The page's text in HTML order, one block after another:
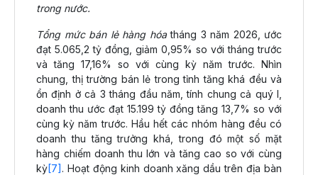
trong nước.
Tổng mức bán lẻ hàng hóatháng 3 năm 2026, ước
đạt 5.065,2 tỷ đồng, giảm 0,95% so với tháng trước
và tăng 17,16% so với cùng kỳ năm trước. Nhìn
chung, thị trường bán lẻ trong tỉnh tăng khá đều và
ổn định ở cả 3 tháng đầu năm, tính chung cả quý I,
doanh thu ước đạt 15.199 tỷ đồng tăng 13,7% so với
cùng kỳ năm trước. Hầu hết các nhóm hàng đều có
doanh thu tăng trưởng khá, trong đó một số mặt
hàng chiếm doanh thu lớn và tăng cao so với cùng
kỳ[7] . Hoạt động kinh doanh xăng dầu trên địa bàn